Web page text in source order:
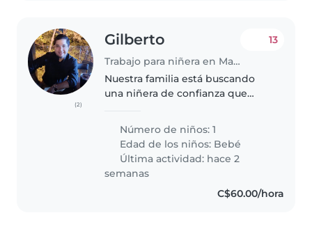
(2)
Gilberto
Trabajo para niñera en Managua
13
Nuestra familia está buscando
una niñera de confianza que
enérgica y curiosa siempre está
sonriendo ahorita que está
aprendiendo a caminar quiere
explorar..
Número de niños: 1
Edad de los niños: Bebé
Última actividad: hace 2
semanas
C$60.00/hora